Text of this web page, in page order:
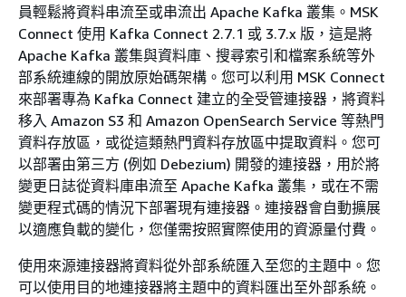
員輕鬆將資料串流至或串流出 Apache Kafka 叢集。MSK
Connect 使用 Kafka Connect 2.7.1 或 3.7.x 版，這是將
Apache Kafka 叢集與資料庫、搜尋索引和檔案系統等外
部系統連線的開放原始碼架構。您可以利用 MSK Connect
來部署專為 Kafka Connect 建立的全受管連接器，將資料
移入 Amazon S3 和 Amazon OpenSearch Service 等熱門
資料存放區，或從這類熱門資料存放區中提取資料。您可
以部署由第三方 (例如 Debezium) 開發的連接器，用於將
變更日誌從資料庫串流至 Apache Kafka 叢集，或在不需
變更程式碼的情況下部署現有連接器。連接器會自動擴展
以適應負載的變化，您僅需按照實際使用的資源量付費。
使用來源連接器將資料從外部系統匯入至您的主題中。您
可以使用目的地連接器將主題中的資料匯出至外部系統。